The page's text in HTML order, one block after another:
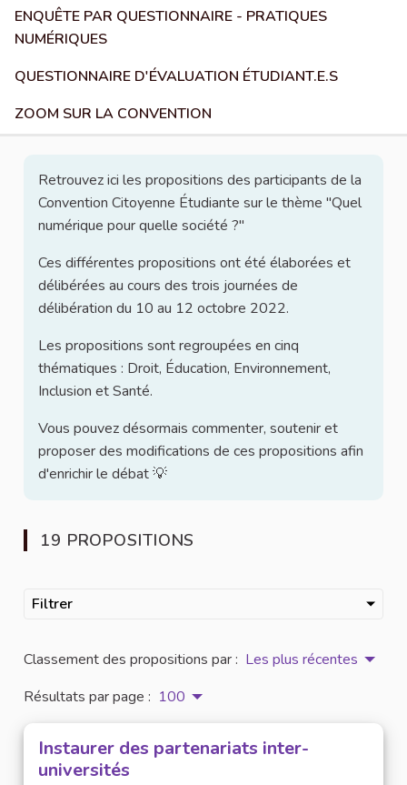
ENQUÊTE PAR QUESTIONNAIRE - PRATIQUES
NUMÉRIQUES
QUESTIONNAIRE D'ÉVALUATION ÉTUDIANT.E.S
ZOOM SUR LA CONVENTION
Retrouvez ici les propositions des participants de la
Convention Citoyenne Étudiante sur le thème "Quel
numérique pour quelle société ?"
Ces différentes propositions ont été élaborées et
délibérées au cours des trois journées de
délibération du 10 au 12 octobre 2022.
Les propositions sont regroupées en cinq
thématiques : Droit, Éducation, Environnement,
Inclusion et Santé.
Vous pouvez désormais commenter, soutenir et
proposer des modifications de ces propositions afin
d'enrichir le débat 💡
19 PROPOSITIONS
Filtrer
Classement des propositions par : Les plus récentes
Résultats par page : 100
Instaurer des partenariats inter-
universités